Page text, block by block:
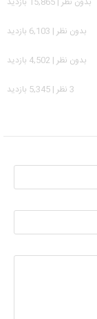
بدون نظر | 6,103 بازدید
بدون نظر | 4,502 بازدید
3 نظر | 5,345 بازدید